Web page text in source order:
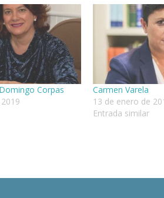
Corpas
Carmen Varela
13 de enero de
Entrada similar